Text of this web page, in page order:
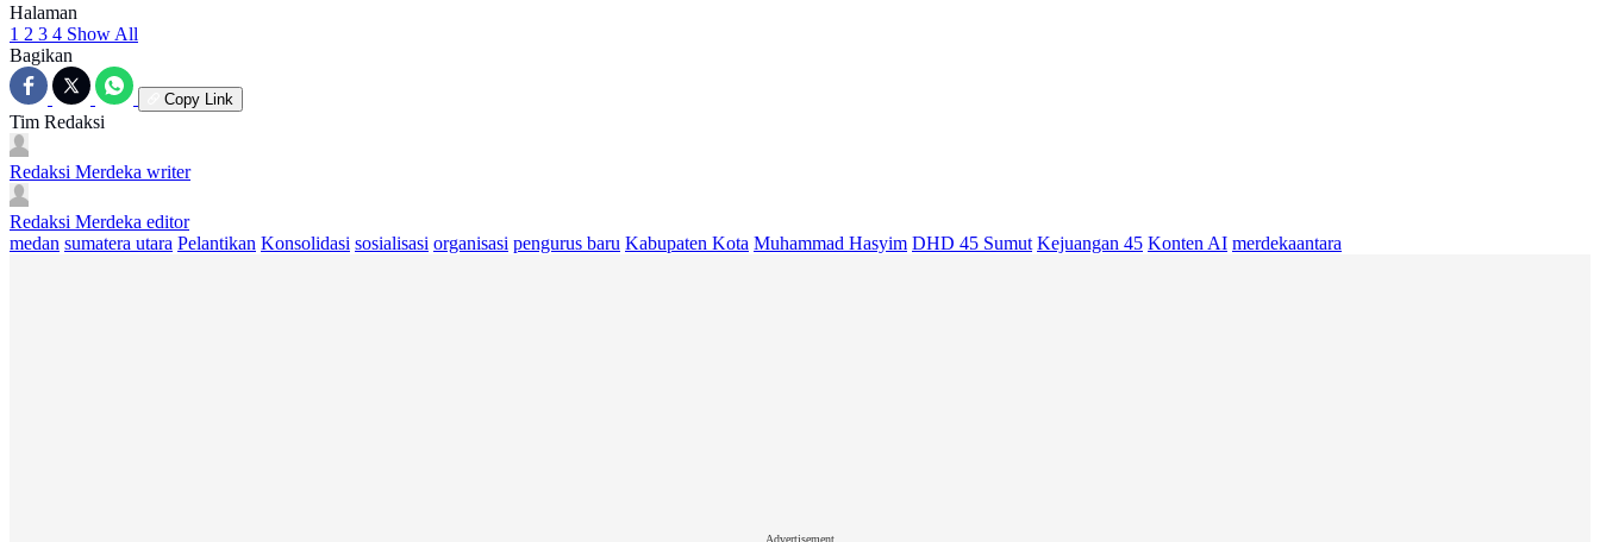
Halaman
1 2 3 4 Show All
Bagikan
Copy Link
Tim Redaksi
Redaksi Merdeka writer
Redaksi Merdeka editor
medan sumatera utara Pelantikan Konsolidasi sosialisasi organisasi pengurus baru Kabupaten Kota Muhammad Hasyim DHD 45 Sumut Kejuangan 45 Konten AI merdekaantara
Advertisement